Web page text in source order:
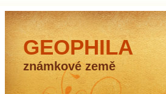
GEOPHILA
známkové země